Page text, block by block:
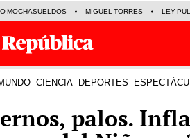
MOCHASUELDOS MIGUEL TORRES LEY
CIENCIA DEPORTES
palos.